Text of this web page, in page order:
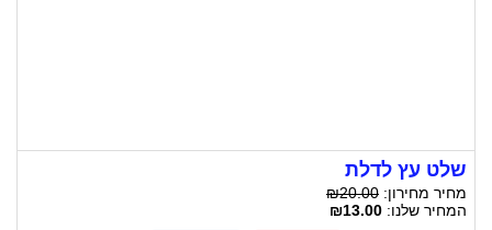
שלט עץ לדלת
מחיר מחירון: ₪20.00
המחיר שלנו: ₪13.00